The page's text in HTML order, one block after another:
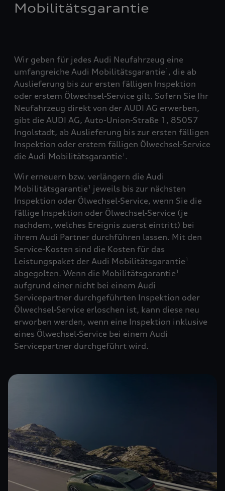
Mobilitätsgarantie
Wir geben für jedes Audi Neufahrzeug eine
umfangreiche Audi Mobilitätsgarantie1 , die ab
Auslieferung bis zur ersten fälligen Inspektion
oder erstem Ölwechsel-Service gilt. Sofern Sie Ihr
Neufahrzeug direkt von der AUDI AG erwerben,
gibt die AUDI AG, Auto-Union-Straße 1, 85057
Ingolstadt, ab Auslieferung bis zur ersten fälligen
Inspektion oder erstem fälligen Ölwechsel-Service
die Audi Mobilitätsgarantie1 .
Wir erneuern bzw. verlängern die Audi
Mobilitätsgarantie1
jeweils bis zur nächsten
Inspektion oder Ölwechsel-Service, wenn Sie die
fällige Inspektion oder Ölwechsel-Service (je
nachdem, welches Ereignis zuerst eintritt) bei
ihrem Audi Partner durchführen lassen. Mit den
Service-Kosten sind die Kosten für das
Leistungspaket der Audi Mobilitätsgarantie1
abgegolten. Wenn die Mobilitätsgarantie1
aufgrund einer nicht bei einem Audi
Servicepartner durchgeführten Inspektion oder
Ölwechsel-Service erloschen ist, kann diese neu
erworben werden, wenn eine Inspektion inklusive
eines Ölwechsel-Service bei einem Audi
Servicepartner durchgeführt wird.